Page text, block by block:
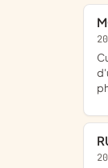
culturel et de formation continue et grand public à la photographie, de proposer un ensemble de stage de photographie, de retouche photo, de l'apprentissage de l'utilisation